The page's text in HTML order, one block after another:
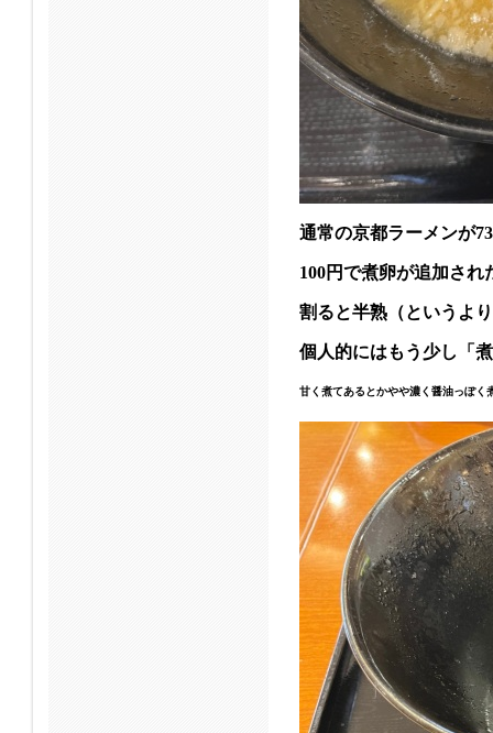
通常の京都ラーメンが
100円で煮卵が追加され
割ると半熟（というよ
個人的にはもう少し「
甘く煮てあるとかやや濃く醤油っぽ